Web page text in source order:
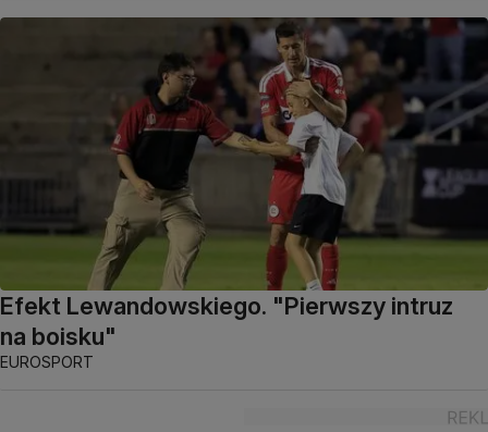
Efekt Lewandowskiego. "Pierwszy intruz
na boisku"
EUROSPORT